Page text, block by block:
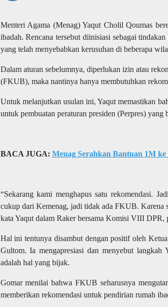
Menteri Agama (Menag) Yaqut Cholil Qoumas
ibadah. Rencana tersebut diinisiasi sebagai
yang telah menyebabkan kerusuhan di beberapa
Dalam aturan sebelumnya, diperlukan izin atau
(FKUB), maka nantinya hanya membutuhkan
Untuk melanjutkan usulan ini, Yaqut memastikan
untuk pembuatan peraturan presiden (Perpres) yang
BACA JUGA: Menag Serahkan Bantuan 1M
“Sekarang kami menghapus satu rekomendasi.
cukup dari Kemenag, jadi tidak ada FKUB. Karena
kata Yaqut dalam Raker bersama Komisi VIII DPR,
Hal ini tentunya disambut dengan positif oleh
Gultom. Ia mengapresiasi dan menyebut langkah
adalah hal yang bijak.
Gomar menilai bahwa FKUB seharusnya
memberikan rekomendasi untuk pendirian rumah